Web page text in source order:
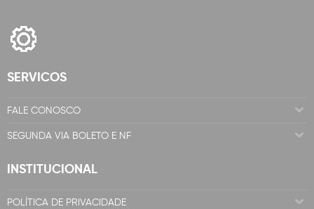
SERVICOS
FALE CONOSCO
SEGUNDA VIA BOLETO E NF
INSTITUCIONAL
POLÍTICA DE PRIVACIDADE